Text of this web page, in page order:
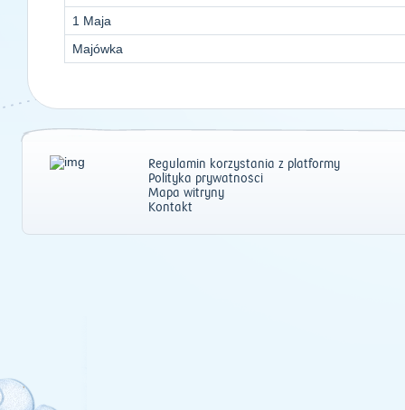
1 Maja
Majówka
Regulamin korzystania z platformy
Polityka prywatności
Mapa witryny
Kontakt